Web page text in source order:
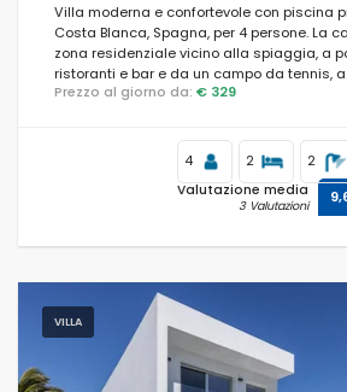
Villa moderna e confortevole con piscina
Costa Blanca, Spagna, per 4 persone. La
zona residenziale vicino alla spiaggia, a
ristoranti e bar e da un campo da tennis,
La Caleta de Dins, Javea e a 1 km dal
Prezzo al giorno da: € 329
4 2 2
Valutazione media
3 Valutazioni
VILLA